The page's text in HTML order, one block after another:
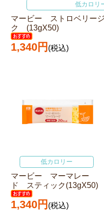
低カロリ
マービー ストロベリー
ク (13gX50)
1,340円 (税込)
低カロリー
マービー マーマレー
ド スティック(13gX50)
1,340円 (税込)